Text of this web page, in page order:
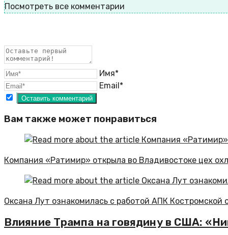
Посмотреть все комментарии
Имя*
Email*
Вам также может понравиться
Компания «Ратимир» открыла во Владивостоке цех
Оксана Лут ознакомилась с работой АПК Костромской
Влияние Трампа на говядину в США: